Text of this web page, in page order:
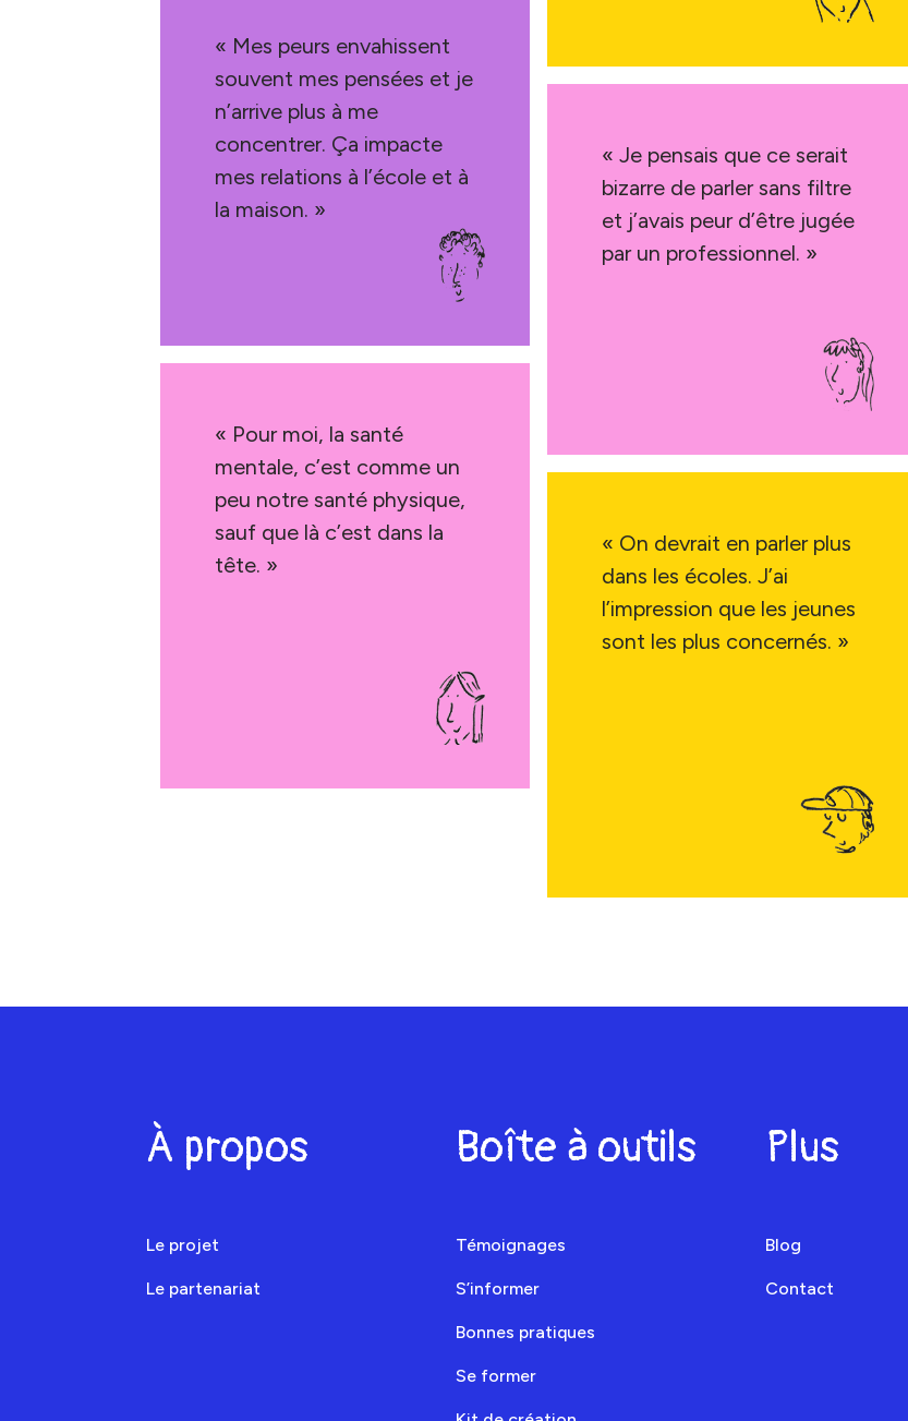
« Mes peurs envahissent
souvent mes pensées et je
n’arrive plus à me
concentrer. Ça impacte
mes relations à l’école et à
la maison. »
« Je pensais que ce serait
bizarre de parler sans filtre
et j’avais peur d’être jugée
par un professionnel. »
« Pour moi, la santé
mentale, c’est comme un
peu notre santé physique,
sauf que là c’est dans la
tête. »
« On devrait en parler plus
dans les écoles. J’ai
l’impression que les jeunes
sont les plus concernés. »
À propos
Le projet
Le partenariat
Boîte à outils
Témoignages
S’informer
Bonnes pratiques
Se former
Plus
Blog
Contact